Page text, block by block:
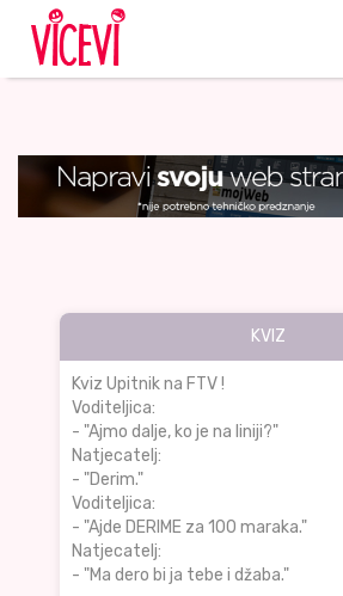
KVIZ
Kviz Upitnik na FTV !
Voditeljica:
- "Ajmo dalje, ko je na liniji?"
Natjecatelj:
- "Derim."
Voditeljica:
- "Ajde DERIME za 100 maraka."
Natjecatelj:
- "Ma dero bi ja tebe i džaba."